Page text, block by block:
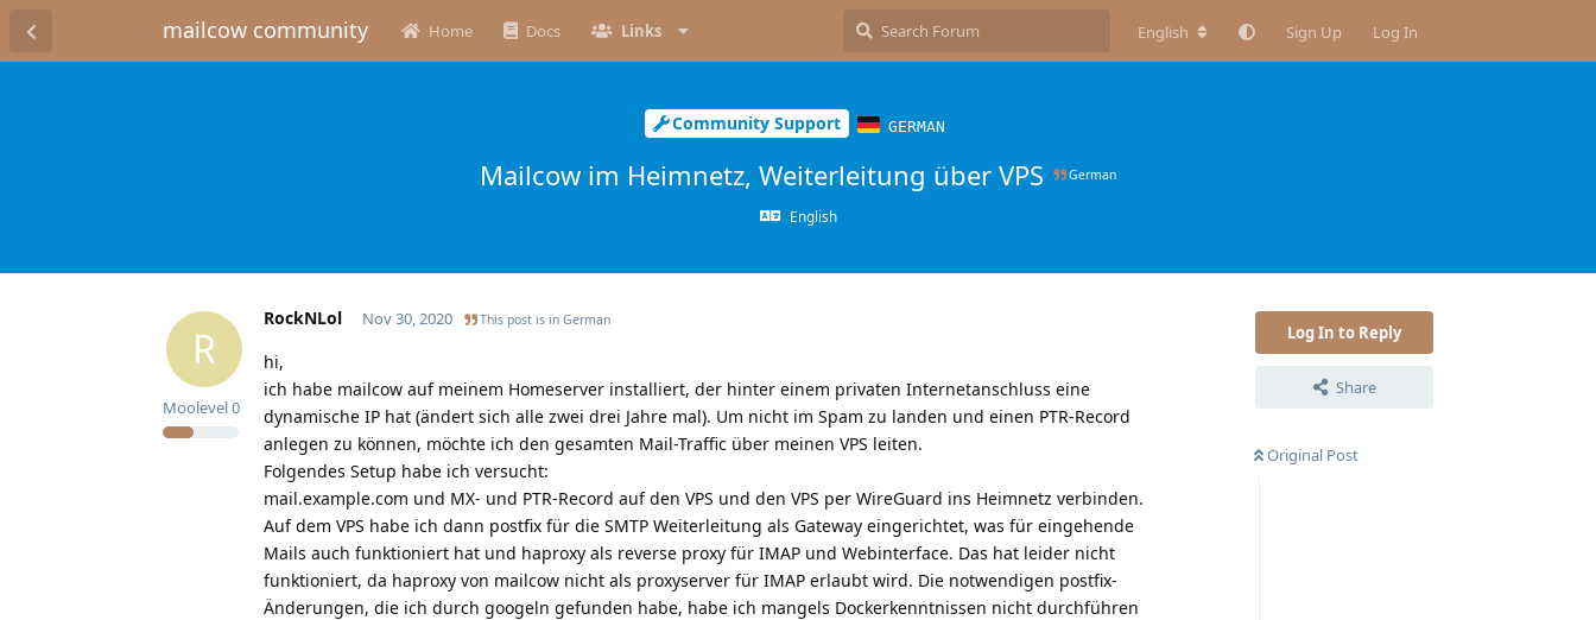
mailcow community Home Docs Links English Sign Up Log In
Community Support GERMAN
Mailcow im Heimnetz, Weiterleitung über VPS German
English
Log In to Reply
Share
Original Post
R
RockNLol
Moolevel0
Nov 30, 2020 This post is in German
hi,
ich habe mailcow auf meinem Homeserver installiert, der hinter einem privaten Internetanschluss eine
dynamische IP hat (ändert sich alle zwei drei Jahre mal). Um nicht im Spam zu landen und einen PTR-Record
anlegen zu können, möchte ich den gesamten Mail-Traffic über meinen VPS leiten.
Folgendes Setup habe ich versucht:
mail.example.com und MX- und PTR-Record auf den VPS und den VPS per WireGuard ins Heimnetz verbinden.
Auf dem VPS habe ich dann postfix für die SMTP Weiterleitung als Gateway eingerichtet, was für eingehende
Mails auch funktioniert hat und haproxy als reverse proxy für IMAP und Webinterface. Das hat leider nicht
funktioniert, da haproxy von mailcow nicht als proxyserver für IMAP erlaubt wird. Die notwendigen postfix-
Änderungen, die ich durch googeln gefunden habe, habe ich mangels Dockerkenntnissen nicht durchführen